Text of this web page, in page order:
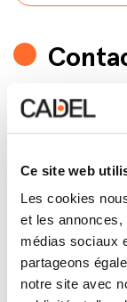
Ce site web
Les cookies
et les
médias sociaux
partageons
notre site avec